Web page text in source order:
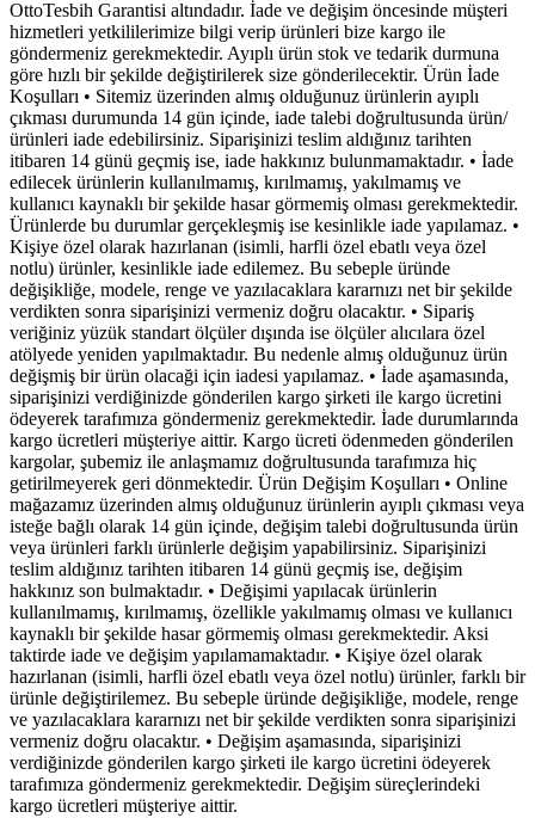
OttoTesbih Garantisi altındadır. İade ve değişim öncesinde müşteri
hizmetleri yetkililerimize bilgi verip ürünleri bize kargo ile
göndermeniz gerekmektedir. Ayıplı ürün stok ve tedarik durmuna
göre hızlı bir şekilde değiştirilerek size gönderilecektir. Ürün İade
Koşulları • Sitemiz üzerinden almış olduğunuz ürünlerin ayıplı
çıkması durumunda 14 gün içinde, iade talebi doğrultusunda ürün/
ürünleri iade edebilirsiniz. Siparişinizi teslim aldığınız tarihten
itibaren 14 günü geçmiş ise, iade hakkınız bulunmamaktadır. • İade
edilecek ürünlerin kullanılmamış, kırılmamış, yakılmamış ve
kullanıcı kaynaklı bir şekilde hasar görmemiş olması gerekmektedir.
Ürünlerde bu durumlar gerçekleşmiş ise kesinlikle iade yapılamaz. •
Kişiye özel olarak hazırlanan (isimli, harfli özel ebatlı veya özel
notlu) ürünler, kesinlikle iade edilemez. Bu sebeple üründe
değişikliğe, modele, renge ve yazılacaklara kararnızı net bir şekilde
verdikten sonra siparişinizi vermeniz doğru olacaktır. • Sipariş
veriğiniz yüzük standart ölçüler dışında ise ölçüler alıcılara özel
atölyede yeniden yapılmaktadır. Bu nedenle almış olduğunuz ürün
değişmiş bir ürün olacaği için iadesi yapılamaz. • İade aşamasında,
siparişinizi verdiğinizde gönderilen kargo şirketi ile kargo ücretini
ödeyerek tarafımıza göndermeniz gerekmektedir. İade durumlarında
kargo ücretleri müşteriye aittir. Kargo ücreti ödenmeden gönderilen
kargolar, şubemiz ile anlaşmamız doğrultusunda tarafımıza hiç
getirilmeyerek geri dönmektedir. Ürün Değişim Koşulları • Online
mağazamız üzerinden almış olduğunuz ürünlerin ayıplı çıkması veya
isteğe bağlı olarak 14 gün içinde, değişim talebi doğrultusunda ürün
veya ürünleri farklı ürünlerle değişim yapabilirsiniz. Siparişinizi
teslim aldığınız tarihten itibaren 14 günü geçmiş ise, değişim
hakkınız son bulmaktadır. • Değişimi yapılacak ürünlerin
kullanılmamış, kırılmamış, özellikle yakılmamış olması ve kullanıcı
kaynaklı bir şekilde hasar görmemiş olması gerekmektedir. Aksi
taktirde iade ve değişim yapılamamaktadır. • Kişiye özel olarak
hazırlanan (isimli, harfli özel ebatlı veya özel notlu) ürünler, farklı bir
ürünle değiştirilemez. Bu sebeple üründe değişikliğe, modele, renge
ve yazılacaklara kararnızı net bir şekilde verdikten sonra siparişinizi
vermeniz doğru olacaktır. • Değişim aşamasında, siparişinizi
verdiğinizde gönderilen kargo şirketi ile kargo ücretini ödeyerek
tarafımıza göndermeniz gerekmektedir. Değişim süreçlerindeki
kargo ücretleri müşteriye aittir.